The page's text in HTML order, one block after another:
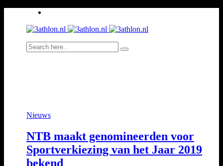
Nieuws
NTB maakt genomineerden voor
Sportverkiezing van het Jaar 2019
bekend